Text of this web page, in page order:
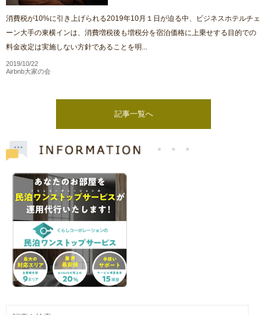
消費税が10%に引き上げられる2019年10月１日が迫る中、ビジネスホテルチェ
ーン大手の東横インは、消費増税後も増税分を宿泊価格に上乗せする目的での
料金改定は実施しない方針であることを明...
2019/10/22
Airbnb大家の会
記事一覧へ